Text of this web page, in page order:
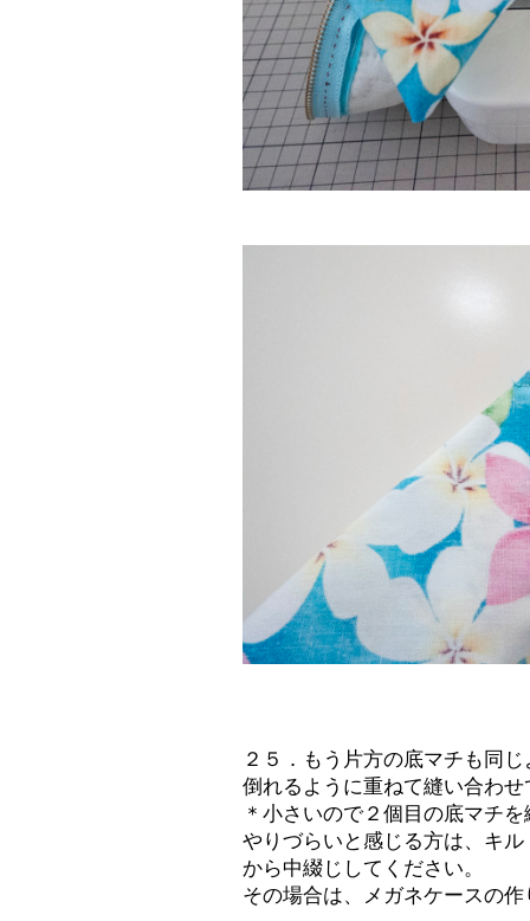
２５．もう片方の底マチも同
倒れるように重ねて縫い合わ
＊小さいので２個目の底マチ
やりづらいと感じる方は、キ
から中綴じしてください。
その場合は、メガネケースの